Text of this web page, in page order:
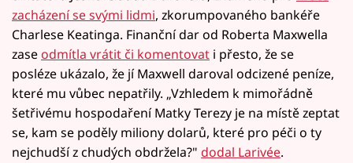
zacházení se svými lidmi, zkorumpovaného bankéře
Charlese Keatinga. Finanční dar od Roberta Maxwella
zase odmítla vrátit či komentovat i přesto, že se
posléze ukázalo, že jí Maxwell daroval odcizené peníze,
které mu vůbec nepatřily. „Vzhledem k mimořádně
šetřivému hospodaření Matky Terezy je na místě zeptat
se, kam se poděly miliony dolarů, které pro péči o ty
nejchudší z chudých obdržela?" dodal Larivée.